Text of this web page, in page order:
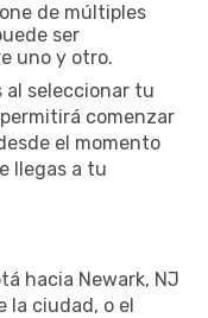
de múltiples
ser
uno y otro.
al seleccionar tu
comenzar
el momento
llegas a tu
hacia Newark, NJ
la ciudad, o el